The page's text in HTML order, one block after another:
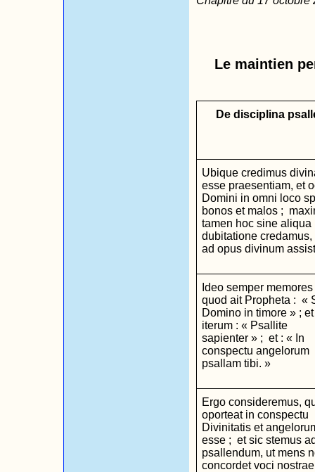
Le maintien
De disciplina
Ubique credimus
esse praesentiam, et
Domini in omni loco
bonos et malos ;
tamen hoc sine aliqua
dubitatione credamus,
ad opus divinum
Ideo semper
quod ait Propheta : «
Domino in timore » ; et
iterum : « Psallite
sapienter » ; et : « In
conspectu angelorum
psallam tibi. »
Ergo consideremus,
oporteat in conspectu
Divinitatis et
esse ; et sic stemus
psallendum, ut mens
concordet voci